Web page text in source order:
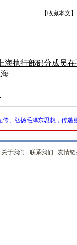
【收藏本文
海执行部部分成员
、弘扬毛泽东思想，传递
关于我们 - 联系我们 - 友情链